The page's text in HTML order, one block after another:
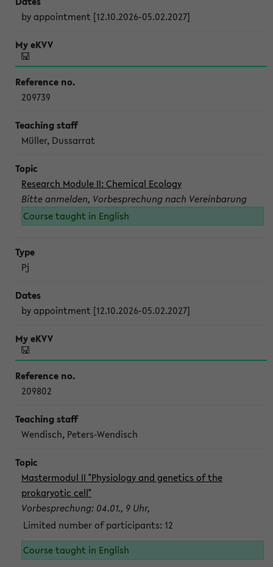
by appointment [12.10.2026-05.02.2027]
209739
Müller, Dussarrat
Research Module II: Chemical Ecology
Bitte anmelden, Vorbesprechung nach Vereinbarung
Course taught in English
Pj
by appointment [12.10.2026-05.02.2027]
209802
Wendisch, Peters-Wendisch
Mastermodul II "Physiology and genetics of the
prokaryotic cell"
Vorbesprechung: 04.01., 9 Uhr,
Limited number of participants: 12
Course taught in English